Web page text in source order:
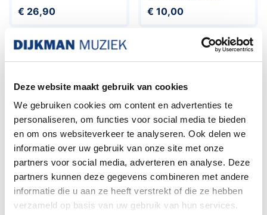
Deze website maakt gebruik van cookies
We gebruiken cookies om content en advertenties te
personaliseren, om functies voor social media te bieden
en om ons websiteverkeer te analyseren. Ook delen we
informatie over uw gebruik van onze site met onze
partners voor social media, adverteren en analyse. Deze
partners kunnen deze gegevens combineren met andere
informatie die u aan ze heeft verstrekt of die ze hebben
verzameld op basis van uw gebruik van hun services.
Prijs
€ 26,90
Prijs
€ 10,00
G7th Nashville capo 6
string acoustic/electric
Prijs
€ 26,90
CLX Capo steelstring
zwart
Prijs
€ 16,90